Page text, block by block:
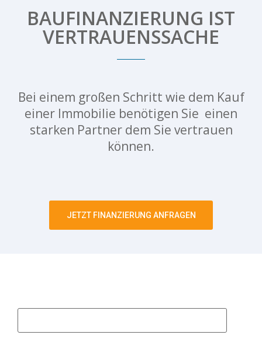
BAUFINANZIERUNG IST
VERTRAUENSSACHE
Bei einem großen Schritt wie dem Kauf
einer Immobilie benötigen Sie einen
starken Partner dem Sie vertrauen
können.
JETZT FINANZIERUNG ANFRAGEN